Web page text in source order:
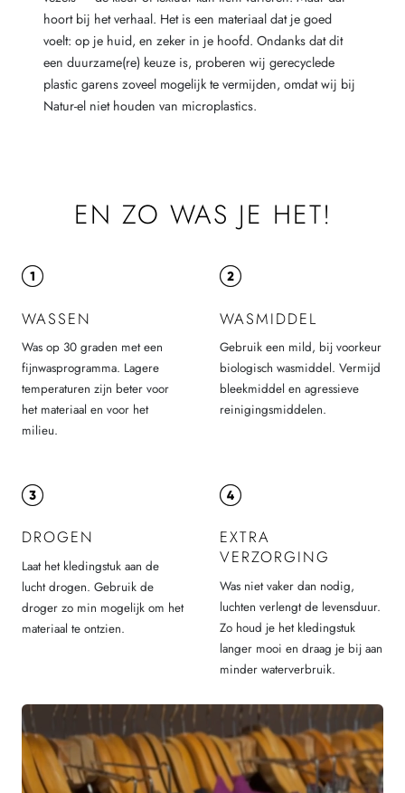
hoort bij het verhaal. Het is een materiaal dat je goed
voelt: op je huid, en zeker in je hoofd. Ondanks dat dit
een duurzame(re) keuze is, proberen wij gerecyclede
plastic garens zoveel mogelijk te vermijden, omdat wij bij
Natur-el niet houden van microplastics.
EN ZO WAS JE HET!
WASSEN
Was op 30 graden met een
fijnwasprogramma. Lagere
temperaturen zijn beter voor
het materiaal en voor het
milieu.
WASMIDDEL
Gebruik een mild, bij voorkeur
biologisch wasmiddel. Vermijd
bleekmiddel en agressieve
reinigingsmiddelen.
DROGEN
Laat het kledingstuk aan de
lucht drogen. Gebruik de
droger zo min mogelijk om het
materiaal te ontzien.
EXTRA
VERZORGING
Was niet vaker dan nodig,
luchten verlengt de levensduur.
Zo houd je het kledingstuk
langer mooi en draag je bij aan
minder waterverbruik.